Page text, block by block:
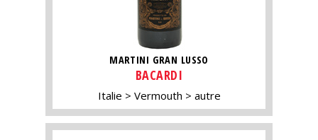
MARTINI GRAN LUSSO
BACARDI
Italie Vermouth autre